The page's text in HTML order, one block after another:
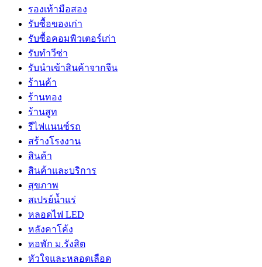
รองเท้ามือสอง
รับซื้อของเก่า
รับซื้อคอมพิวเตอร์เก่า
รับทำวีซ่า
รับนำเข้าสินค้าจากจีน
ร้านค้า
ร้านทอง
ร้านสูท
รีไฟแนนซ์รถ
สร้างโรงงาน
สินค้า
สินค้าและบริการ
สุขภาพ
สเปรย์น้ำแร่
หลอดไฟ LED
หลังคาโค้ง
หอพัก ม.รังสิต
หัวใจและหลอดเลือด